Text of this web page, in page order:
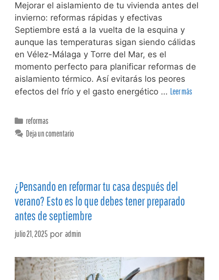
Mejorar el aislamiento de tu vivienda antes del
invierno: reformas rápidas y efectivas
Septiembre está a la vuelta de la esquina y
aunque las temperaturas sigan siendo cálidas
en Vélez-Málaga y Torre del Mar, es el
momento perfecto para planificar reformas de
aislamiento térmico. Así evitarás los peores
efectos del frío y el gasto energético … Leer más
reformas
Deja un comentario
¿Pensando en reformar tu casa después del
verano? Esto es lo que debes tener preparado
antes de septiembre
julio 21, 2025 por admin